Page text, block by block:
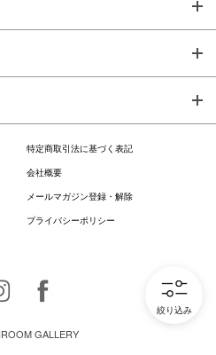
絞り込み
特定商取引法に基づく表記
会社概要
メールマガジン登録・解除
プライバシーポリシー
InstagramFacebook
GALLERY